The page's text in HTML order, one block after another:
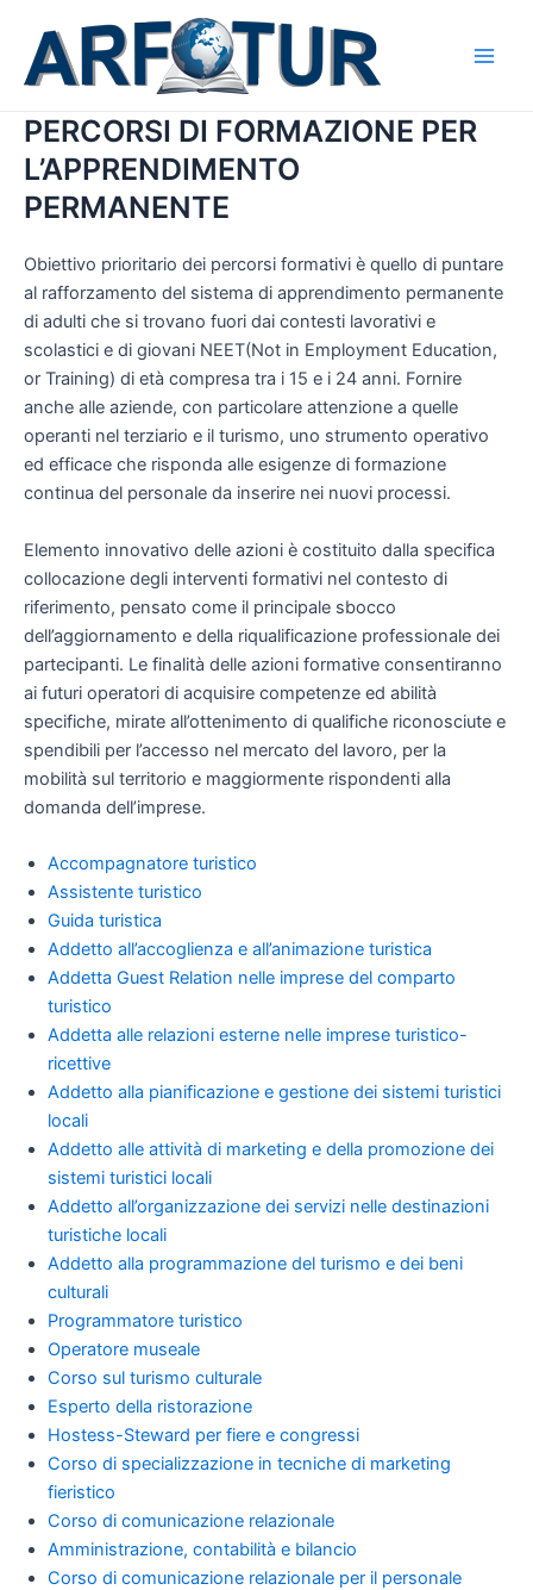
contenuto
PERCORSI DI FORMAZIONE PER
L’APPRENDIMENTO
PERMANENTE
Obiettivo prioritario dei percorsi formativi è quello di puntare
al rafforzamento del sistema di apprendimento permanente
di adulti che si trovano fuori dai contesti lavorativi e
scolastici e di giovani NEET(Not in Employment Education,
or Training) di età compresa tra i 15 e i 24 anni. Fornire
anche alle aziende, con particolare attenzione a quelle
operanti nel terziario e il turismo, uno strumento operativo
ed efficace che risponda alle esigenze di formazione
continua del personale da inserire nei nuovi processi.
Elemento innovativo delle azioni è costituito dalla specifica
collocazione degli interventi formativi nel contesto di
riferimento, pensato come il principale sbocco
dell’aggiornamento e della riqualificazione professionale dei
partecipanti. Le finalità delle azioni formative consentiranno
ai futuri operatori di acquisire competenze ed abilità
specifiche, mirate all’ottenimento di qualifiche riconosciute e
spendibili per l’accesso nel mercato del lavoro, per la
mobilità sul territorio e maggiormente rispondenti alla
domanda dell’imprese.
Accompagnatore turistico
Assistente turistico
Guida turistica
Addetto all’accoglienza e all’animazione turistica
Addetta Guest Relation nelle imprese del comparto
turistico
Addetta alle relazioni esterne nelle imprese turistico-
ricettive
Addetto alla pianificazione e gestione dei sistemi turistici
locali
Addetto alle attività di marketing e della promozione dei
sistemi turistici locali
Addetto all’organizzazione dei servizi nelle destinazioni
turistiche locali
Addetto alla programmazione del turismo e dei beni
culturali
Programmatore turistico
Operatore museale
Corso sul turismo culturale
Esperto della ristorazione
Hostess-Steward per fiere e congressi
Corso di specializzazione in tecniche di marketing
fieristico
Corso di comunicazione relazionale
Amministrazione, contabilità e bilancio
Corso di comunicazione relazionale per il personale